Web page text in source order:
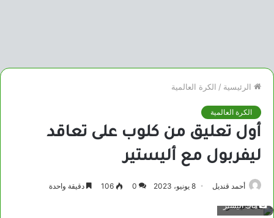
الرئيسية / الكرة العالمية
الكرة العالمية
أول تعليق من كلوب على تعاقد
ليفربول مع أليستير
أحمد قنديل 8 يونيو، 2023 0
106 دقيقة واحدة
ماك اليستر